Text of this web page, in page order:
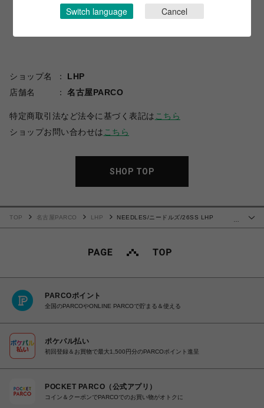
ショップ名
LHP
店舗名
名古屋PARCO
特定商取引法など法令に基づく表記は こちら
ショップお問い合わせは こちら
SHOP TOP
…
TOP 名古屋PARCO LHP
NEEDLES/ニードルズ/26SS LHP
PARCOポイント
全国のPARCOやONLINE PARCOで貯まる＆使える
ポケパル払い
初回登録＆お買物で最大1,500円分のPARCOポイント進呈
POCKET PARCO（公式アプリ）
コイン＆クーポンでPARCOでのお買い物がオトクに
Switch language Cancel